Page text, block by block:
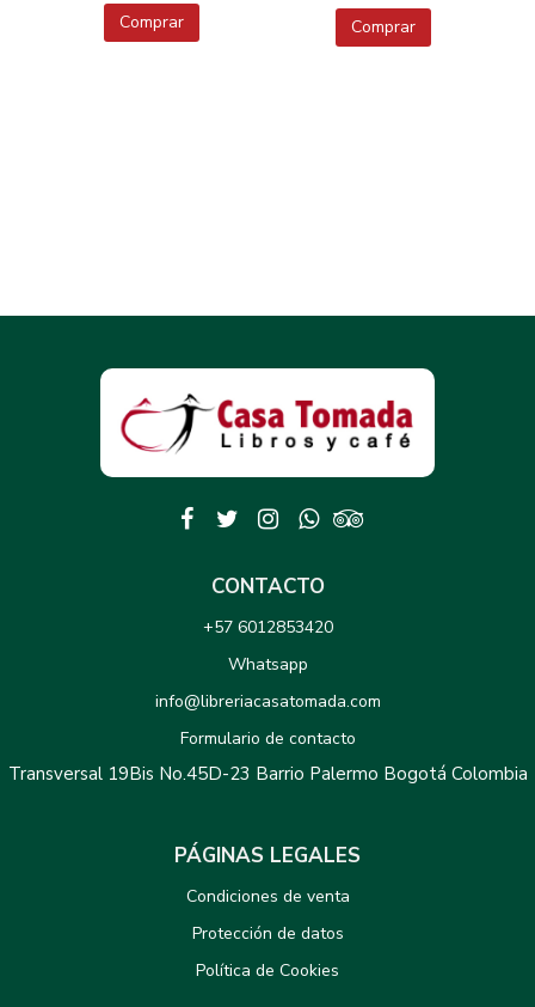
Comprar Comprar
CONTACTO
+57 6012853420
Whatsapp
info@libreriacasatomada.com
Formulario de contacto
Transversal 19Bis No.45D-23 Barrio Palermo Bogotá Colombia
PÁGINAS LEGALES
Condiciones de venta
Protección de datos
Política de Cookies